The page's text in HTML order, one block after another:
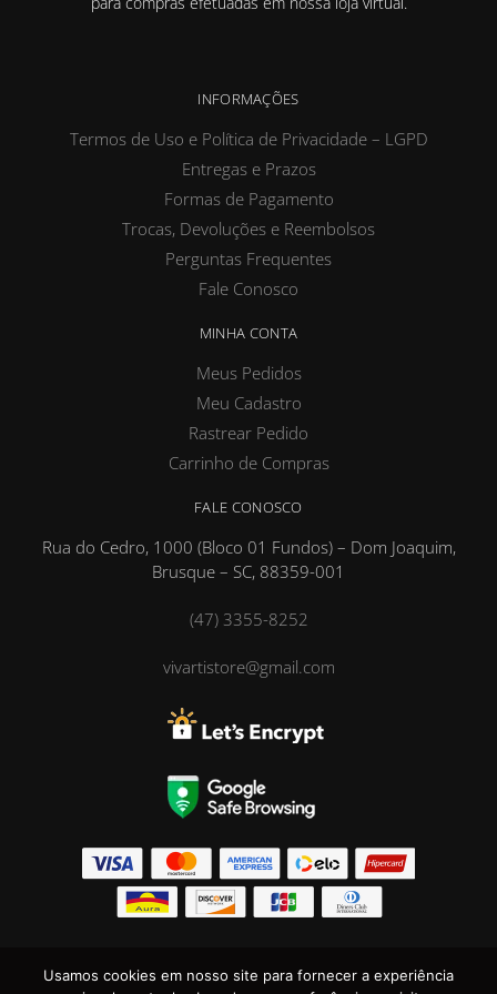
INFORMAÇÕES
Termos de Uso e Política de Privacidade – LGPD
Entregas e Prazos
Formas de Pagamento
Trocas, Devoluções e Reembolsos
Perguntas Frequentes
Fale Conosco
MINHA CONTA
Meus Pedidos
Meu Cadastro
Rastrear Pedido
Carrinho de Compras
FALE CONOSCO
Rua do Cedro, 1000 (Bloco 01 Fundos) – Dom Joaquim,
Brusque – SC, 88359-001
(47) 3355-8252
vivartistore@gmail.com
08.113.644/0001-06
Usamos cookies em nosso site para fornecer a experiência